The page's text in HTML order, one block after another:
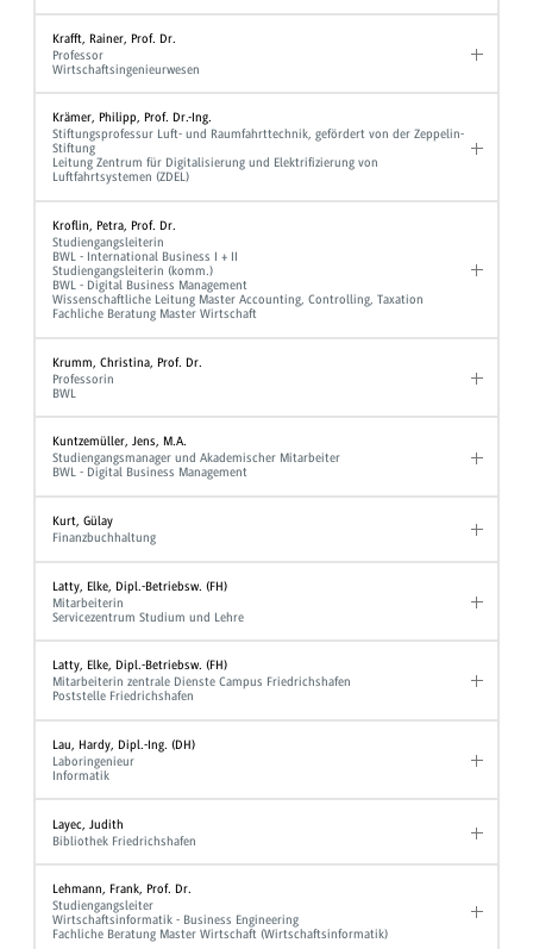
Krafft, Rainer, Prof. Dr.
Professor
Wirtschaftsingenieurwesen
Krämer, Philipp, Prof. Dr.-Ing.
Stiftungsprofessur Luft- und Raumfahrttechnik, gefördert von der Zeppelin-
Stiftung
Leitung Zentrum für Digitalisierung und Elektrifizierung von
Luftfahrtsystemen (ZDEL)
Kroflin, Petra, Prof. Dr.
Studiengangsleiterin
BWL - International Business I + II
Studiengangsleiterin (komm.)
BWL - Digital Business Management
Wissenschaftliche Leitung Master Accounting, Controlling, Taxation
Fachliche Beratung Master Wirtschaft
Krumm, Christina, Prof. Dr.
Professorin
BWL
Kuntzemüller, Jens, M.A.
Studiengangsmanager und Akademischer Mitarbeiter
BWL - Digital Business Management
Kurt, Gülay
Finanzbuchhaltung
Latty, Elke, Dipl.-Betriebsw. (FH)
Mitarbeiterin
Servicezentrum Studium und Lehre
Latty, Elke, Dipl.-Betriebsw. (FH)
Mitarbeiterin zentrale Dienste Campus Friedrichshafen
Poststelle Friedrichshafen
Lau, Hardy, Dipl.-Ing. (DH)
Laboringenieur
Informatik
Layec, Judith
Bibliothek Friedrichshafen
Lehmann, Frank, Prof. Dr.
Studiengangsleiter
Wirtschaftsinformatik - Business Engineering
Fachliche Beratung Master Wirtschaft (Wirtschaftsinformatik)